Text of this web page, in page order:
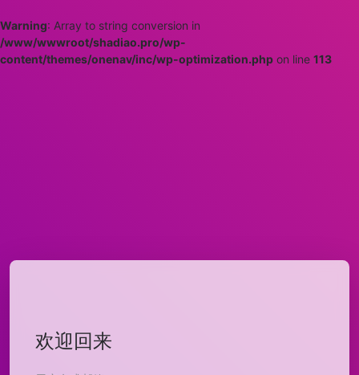
Warning: Array to string conversion in
/www/wwwroot/shadiao.pro/wp-
content/themes/onenav/inc/wp-optimization.php on line 113
欢迎回来